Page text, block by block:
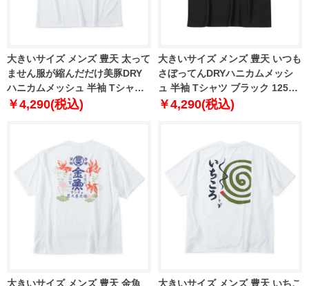
大きいサイズ メンズ 豊天 太って
ません服が縮んだだけ美豚DRY
ハニカムメッシュ 半袖 Tシャツ
ホワイト 1258-6253-1 3L 4L 5L
￥4,290(税込)
大きいサイズ メンズ 豊天 いつも
さぼってんDRYハニカムメッシ
ュ 半袖 Tシャツ ブラック 1258-
6255-1 3L 4L 5L 6L 7L 8L
￥4,290(税込)
大きいサイズ メンズ 豊天 金魚 大きいサイズ メンズ 豊天 いちこ